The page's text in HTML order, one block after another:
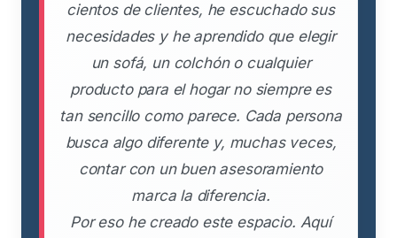
cientos de clientes, he escuchado sus
necesidades y he aprendido que elegir
un sofá, un colchón o cualquier
producto para el hogar no siempre es
tan sencillo como parece. Cada persona
busca algo diferente y, muchas veces,
contar con un buen asesoramiento
marca la diferencia.
Por eso he creado este espacio. Aquí